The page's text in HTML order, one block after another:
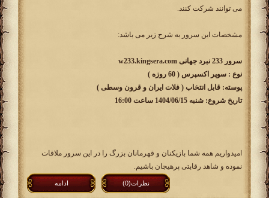
می توانند شرکت کنند.
مشخصات این سرور به شرح زیر می باشد:
سرور 233 نبرد جهانی w233.kingsera.com
نوع : سوپر اکسپرس ( 60 روزه )
پوسته: قابل انتخاب ( فلات ایران و قرون وسطی )
تاریخ شروع: شنبه 1404/06/15 ساعت 16:00
امیدواریم همه شما بازیکنان و قهرمانان بزرگ را در این سرور ملاقات
نموده و شاهد رقابتی پرهیجان باشیم.
ادامه نظرات(0)